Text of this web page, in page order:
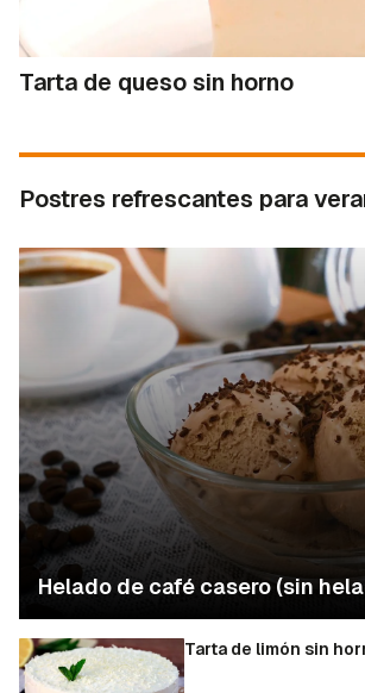
Tarta de queso sin horno
Postres refrescantes para
Helado de café casero (sin
Tarta de limón sin